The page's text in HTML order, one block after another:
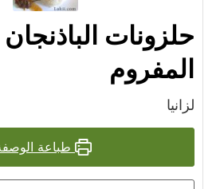
حلزونات الباذنجان
المفروم
لزانيا
طباعة